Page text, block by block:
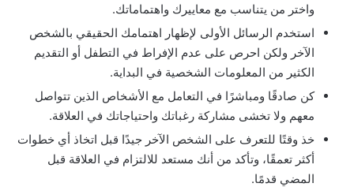
واختر من يتناسب مع معاييرك واهتماماتك.
استخدم الرسائل الأولى لإظهار اهتمامك الحقيقي بالشخص
الآخر ولكن احرص على عدم الإفراط في التطفل أو التقديم
الكثير من المعلومات الشخصية في البداية.
كن صادقًا ومباشرًا في التعامل مع الأشخاص الذين تتواصل
معهم ولا تخشى مشاركة رغباتك واحتياجاتك في العلاقة.
خذ وقتًا للتعرف على الشخص الآخر جيدًا قبل اتخاذ أي خطوات
أكثر تعمقًا، وتأكد من أنك مستعد للالتزام في العلاقة قبل
المضي قدمًا.